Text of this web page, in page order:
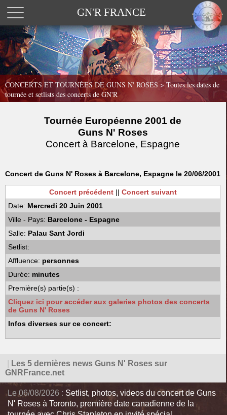
GN'R FRANCE
CONCERTS ET TOURNÉES DE GUNS N' ROSES > Toutes les dates de
tournée et setlists des concerts de GN'R
Tournée Européenne 2001 de
Guns N' Roses
Concert à Barcelone, Espagne
Concert de Guns N' Roses à Barcelone, Espagne le 20/06/2001
Concert précédent|| Concert suivant
Date: Mercredi 20 Juin 2001
Ville - Pays: Barcelone - Espagne
Salle: Palau Sant Jordi
Setlist:
Affluence: personnes
Durée: minutes
Première(s) partie(s) :
Cliquez ici pour accéder aux galeries photos des concerts
de Guns N' Roses
Infos diverses sur ce concert:
Les 5 dernières news Guns N' Roses sur
GNRFrance.net
Le 06/08/2026 : Setlist, photos, videos du concert de Guns
N' Roses à Toronto, première date canadienne de la